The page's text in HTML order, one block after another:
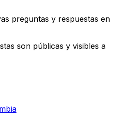
preguntas y respuestas en
son públicas y visibles a